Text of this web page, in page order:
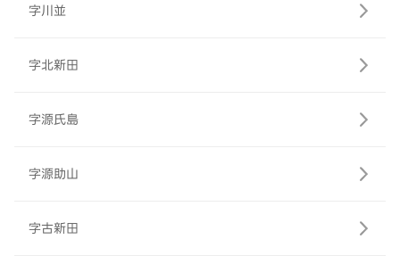
字川並
字北新田
字源氏島
字源助山
字古新田